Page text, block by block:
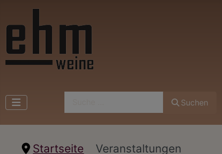
Suchen
Startseite Veranstaltungen